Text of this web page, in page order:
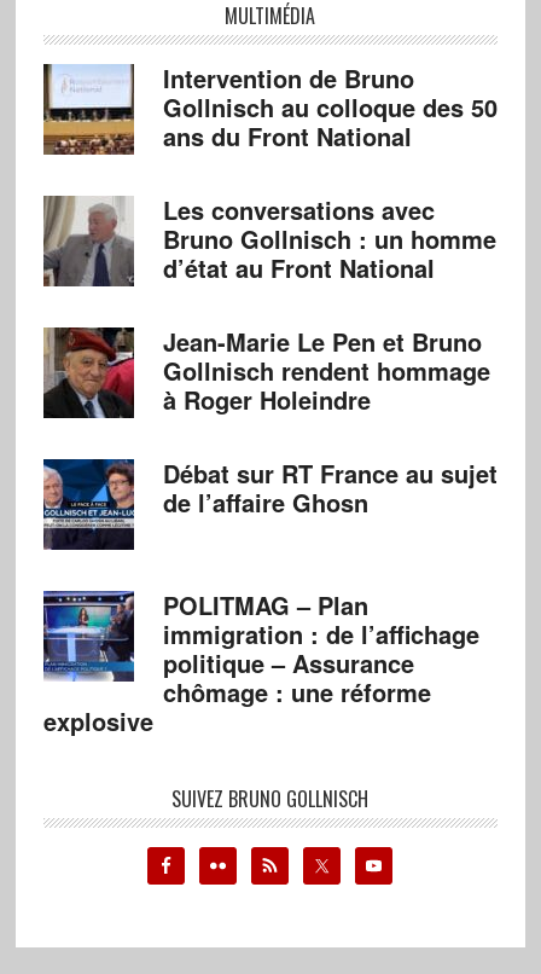
MULTIMÉDIA
Intervention de Bruno
Gollnisch au colloque des 50
ans du Front National
Les conversations avec
Bruno Gollnisch : un homme
d’état au Front National
Jean-Marie Le Pen et Bruno
Gollnisch rendent hommage
à Roger Holeindre
Débat sur RT France au sujet
de l’affaire Ghosn
POLITMAG – Plan
immigration : de l’affichage
politique – Assurance
chômage : une réforme
explosive
SUIVEZ BRUNO GOLLNISCH